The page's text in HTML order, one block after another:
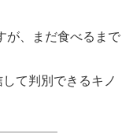
が、まだ食べるまで
て判別できるキノ